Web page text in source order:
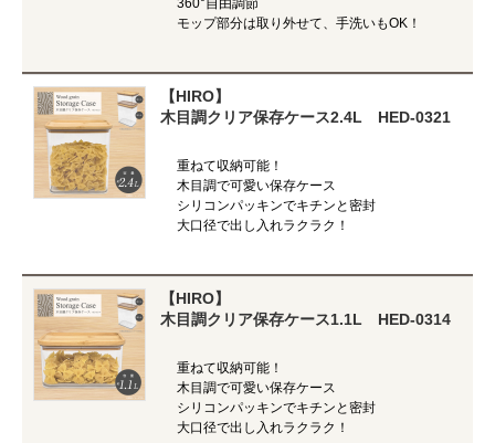
360°自由調節
モップ部分は取り外せて、手洗いもOK！
【HIRO】
木目調クリア保存ケース2.4L HED-0321
重ねて収納可能！
木目調で可愛い保存ケース
シリコンパッキンでキチンと密封
大口径で出し入れラクラク！
【HIRO】
木目調クリア保存ケース1.1L HED-0314
重ねて収納可能！
木目調で可愛い保存ケース
シリコンパッキンでキチンと密封
大口径で出し入れラクラク！